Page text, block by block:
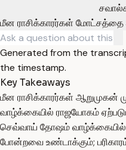
மீன ராசிக்காரர்கள்
Generated from the
the timestamp.
Key Takeaways
மீன ராசிக்காரர்கள் ஆறுமுகன்
வாழ்க்கையில் ராஜயோகம்
செவ்வாய் தோஷம் வாழ்க்கையில்
போன்றவை உண்டாக்கும்;